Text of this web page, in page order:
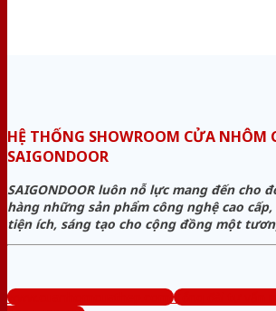
HỆ THỐNG SHOWROOM CỬA NHÔM
SAIGONDOOR
SAIGONDOOR luôn nỗ lực mang đến cho
hàng những sản phẩm công nghệ cao
tiện ích, sáng tạo cho cộng đồng một
www.cuanhomcuathep.com
Tổng đài tư vấn